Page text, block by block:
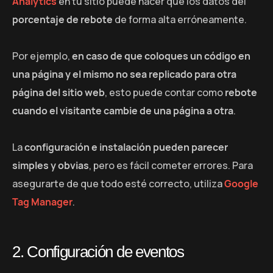
porcentaje de rebote de forma alta erróneamente.
Por ejemplo,en caso de que coloques un código en
una página y el mismo no sea replicado para otra
página del sitio web, esto puede contar comorebote
cuando el visitante cambie de una página a otra.
Laconfiguración e instalación pueden parecer
simples y obvias, pero es fácil cometer errores. Para
asegurarte de que todo esté correcto, utilizaGoogle
Tag Manager.
2. Configuración de eventos